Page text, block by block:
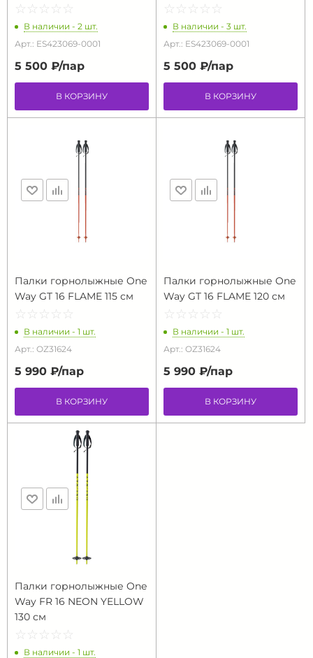
☆ ☆ ☆ ☆ ☆
★ ★ ★ ★ ★
В наличии - 2 шт.
Арт.: ES423069-0001
5 500 ₽/пар
В КОРЗИНУ
☆ ☆ ☆ ☆ ☆
★ ★ ★ ★ ★
В наличии - 3 шт.
Арт.: ES423069-0001
5 500 ₽/пар
В КОРЗИНУ
Палки горнолыжные One
Way GT 16 FLAME 115 см
☆ ☆ ☆ ☆ ☆
★ ★ ★ ★ ★
В наличии - 1 шт.
Арт.: OZ31624
5 990 ₽/пар
В КОРЗИНУ
Палки горнолыжные One
Way GT 16 FLAME 120 см
☆ ☆ ☆ ☆ ☆
★ ★ ★ ★ ★
В наличии - 1 шт.
Арт.: OZ31624
5 990 ₽/пар
В КОРЗИНУ
Палки горнолыжные One
Way FR 16 NEON YELLOW
130 см
☆ ☆ ☆ ☆ ☆
★ ★ ★ ★ ★
В наличии - 1 шт.